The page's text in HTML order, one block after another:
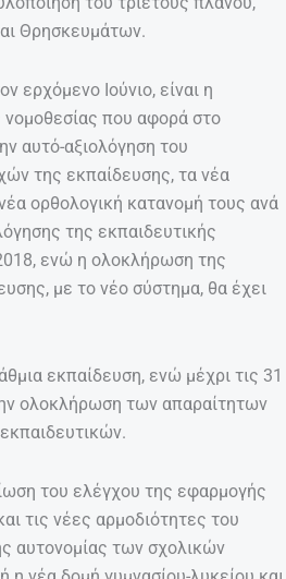
Θρησκευμάτων.
ερχόμενο Ιούνιο, είναι η
νομοθεσίας που αφορά στο
αυτό-αξιολόγηση του
της εκπαίδευσης, τα νέα
ορθολογική κατανομή τους ανά
της εκπαιδευτικής
ενώ η ολοκλήρωση της
με το νέο σύστημα, θα έχει
εκπαίδευση, ενώ μέχρι τις 31
ολοκλήρωση των απαραίτητων
του ελέγχου της εφαρμογής
τις νέες αρμοδιότητες του
αυτονομίας των σχολικών